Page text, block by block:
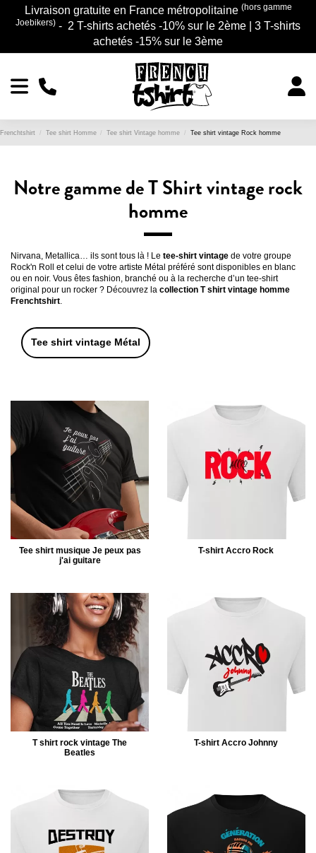
Livraison gratuite en France métropolitaine (hors gamme
Joebikers) - 2 T-shirts achetés -10% sur le 2ème | 3 T-shirts
achetés -15% sur le 3ème
Frenchtshirt Tee shirt Homme Tee shirt Vintage homme Tee shirt vintage Rock homme
Notre gamme de T Shirt vintage rock
homme
Nirvana, Metallica… ils sont tous là ! Le tee-shirt vintage de votre groupe
Rock'n Roll et celui de votre artiste Métal préféré sont disponibles en blanc
ou en noir. Vous êtes fashion, branché ou à la recherche d’un tee-shirt
original pour un rocker ? Découvrez la collection T shirt vintage homme
Frenchtshirt.
Tee shirt vintage Métal
Tee shirt musique Je peux pas
j'ai guitare
T-shirt Accro Rock
T shirt rock vintage The
Beatles
T-shirt Accro Johnny